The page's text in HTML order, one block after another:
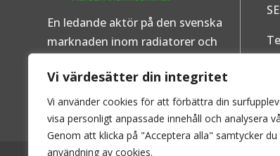
Vi värdesätter din integritet
Vi använder cookies för att förbättra din
visa personligt anpassade innehåll och analysera
Genom att klicka på "Acceptera alla" samtycker du
användning av cookies.
En ledande aktör på den svenska
marknaden inom radiatorer och